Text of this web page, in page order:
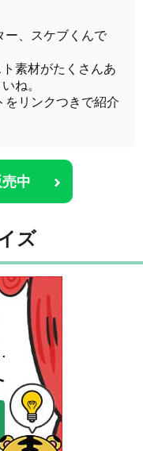
ー、スケブくんで
素材がたくさんあ
ね。
をリンクつきで紹介
中
ズ